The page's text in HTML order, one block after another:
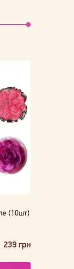
(10шт)
239 грн